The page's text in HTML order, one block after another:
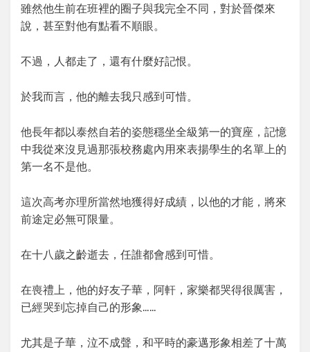
雖然他生前在班裡的圈子與我完全不同，對於晉傑來
說，甚至對他有點看不順眼。
不過，人都走了，還有什麼好記恨。
於我而言，他的離去我只感到可惜。
他長年都以泰然自若的姿態穩坐全級第一的寶座，記憶
中我從來沒見過那張校務處內用來表揚學生的名單上的
第一名不是他。
這次高考亦理所當然地獲得好成績，以他的才能，將來
前途定必無可限量。
在十八歲之齡逝去，任誰都會感到可惜。
在喪禮上，他的好友子華，阿軒，家樂都哭得很厲害，
已經哭到忘掉自己的形象……
尤其是子華，泣不成聲，和平時的豪邁形象相差了十萬